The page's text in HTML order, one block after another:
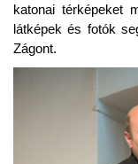
katonai térképeket
látképek és fotók
Zágont.